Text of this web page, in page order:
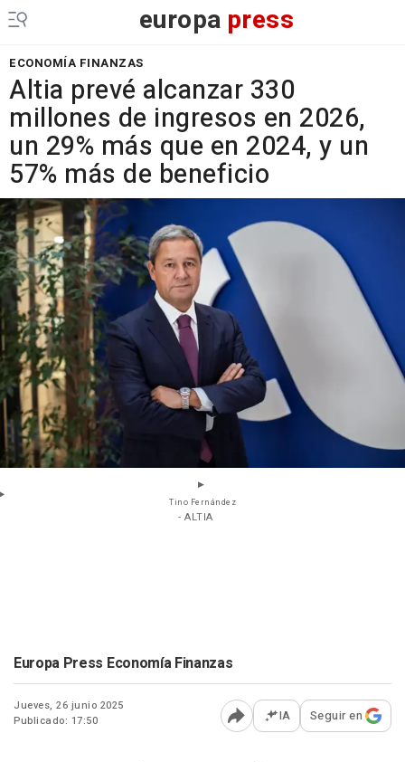
europa press
ECONOMÍA FINANZAS
Altia prevé alcanzar 330
millones de ingresos en 2026,
un 29% más que en 2024, y un
57% más de beneficio
Tino Fernández
- ALTIA
Europa Press Economía Finanzas
Jueves, 26 junio 2025
Publicado: 17:50
Abrir opciones para
IA Seguir en